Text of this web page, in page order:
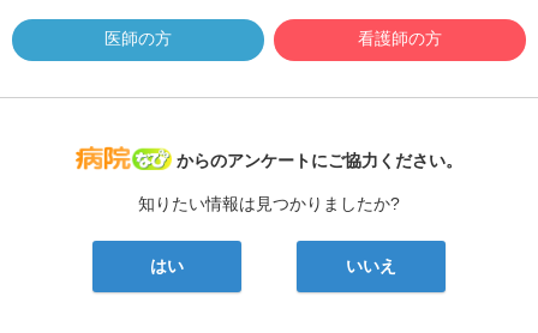
医師の方 看護師の方
病院なび
からのアンケートにご協力ください。
知りたい情報は見つかりましたか?
はい いいえ